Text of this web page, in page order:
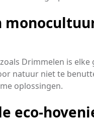
Drimmelen is
natuur niet te
oplossingen.
eco-